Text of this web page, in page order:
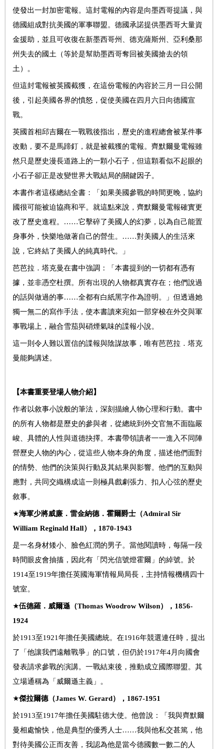
使發出一封加密電報。這封電報的內容是向墨西哥提議，與
德國組成對抗美國的軍事聯盟。德國承諾提供墨西哥大量資
金援助，並且可收復在新墨西哥州、德克薩斯州、亞利桑那
州失去的國土（等於是幫助墨西哥奪回被美國搶去的領
土）。
但這封電報被英國截獲，在這份電報的內容於三月一日公開
後，引起美國各界的憤怒，促使美國在四月六日向德國宣
戰。
英國首相邱吉爾在一戰戰後指出，歷史的進程總會被某件事
改動，要不是馬蹄釘，就是被截獲的電報。齊默爾曼電報雖
然只是歷史漫長道路上的一顆小石子，但這顆看似不起眼的
小石子卻正是改變世界大戰結局的關鍵因子。
本書作者這樣總結全書：「如果美國參戰的時間更晚，協約
國很可能被迫協商和平。就這點來說，齊默爾曼電報確實更
改了歷史進程。……它擊碎了美國人的幻夢，以為自己能置
身事外，快樂地做著自己的營生。……對美國人的生活來
說，它終結了美國人的純真時代。」
芭芭拉．塔克曼在書中強調：「本書提到的一切都有憑有
據，並非憑空杜撰。所有出現的人物都真實存在；他們說過
的話與做過的事……全都有白紙黑字作為證明。」但透過她
獨一無二的寫作手法，使本書讀來宛如一部穿梭在外交與軍
事戰場上，融合雪茄與硝煙氣味的諜報小說。
這一則令人難以置信的諜報與陰謀故事，唯有芭芭拉．塔克
曼能夠講述。
【本書重要登場人物介紹】
作者以敘事小說般的筆法，深刻描繪人物心理和行動。書中
的所有人物都是歷史的參與者，從總統到外交官無不面臨嚴
峻、具體的人性與道德抉擇。本書帶領讀者一一進入不同陣
營歷史人物的內心，從這些人物本身的角度，描述他們面對
的情勢、他們的決策與行動及其結果與影響。他們的互動與
應對，共同交織構成這一則極具戲劇張力、扣人心弦的歷史
敘事。
★海軍少將威廉．雷金納德．霍爾爵士（Admiral Sir
William Reginald Hall）， 1870-1943
是一名身材矮小、臉色紅潤的男子。當他閱讀時，每隔一段
時間眼皮會抽搐，因此有「閃光信號燈霍爾」的綽號。於
1914至1919年擔任英國海軍情報局局長，主持情報機構四十
號室。
★伍德羅．威爾遜（Thomas Woodrow Wilson）， 1856-
1924
於1913至1921年擔任美國總統。在1916年競選連任時，提出
了「他讓我們遠離戰爭」的口號，但仍於1917年4月向國會
發表請求參戰的演講。一戰結束後，推動成立國際聯盟。其
立場通稱為「威爾遜主義」。
★傑拉爾德（James W. Gerard）， 1867-1951
於1913至1917年擔任美國駐德大使。他曾說：「我與齊默爾
曼相處愉快，他是典型的優秀人士……我與他私交甚篤，他
對待美國公正而友善，我認為他是當今德國數一數二的人